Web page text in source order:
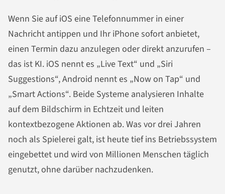
Wenn Sie auf iOS eine Telefonnummer in einer
Nachricht antippen und Ihr iPhone sofort anbietet,
einen Termin dazu anzulegen oder direkt anzurufen –
das ist KI. iOS nennt es „Live Text“ und „Siri
Suggestions“, Android nennt es „Now on Tap“ und
„Smart Actions“. Beide Systeme analysieren Inhalte
auf dem Bildschirm in Echtzeit und leiten
kontextbezogene Aktionen ab. Was vor drei Jahren
noch als Spielerei galt, ist heute tief ins Betriebssystem
eingebettet und wird von Millionen Menschen täglich
genutzt, ohne darüber nachzudenken.